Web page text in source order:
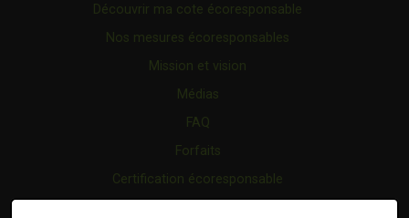
Découvrir ma cote écoresponsable
Nos mesures écoresponsables
Mission et vision
Médias
FAQ
Forfaits
Certification écoresponsable